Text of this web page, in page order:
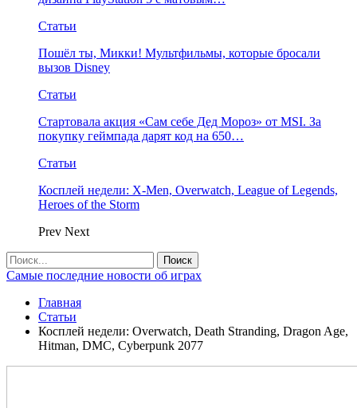
Статьи
Пошёл ты, Микки! Мультфильмы, которые бросали
вызов Disney
Статьи
Стартовала акция «Сам себе Дед Мороз» от MSI. За
покупку геймпада дарят код на 650…
Статьи
Косплей недели: X-Men, Overwatch, League of Legends,
Heroes of the Storm
Prev Next
Самые последние новости об играх
Главная
Статьи
Косплей недели: Overwatch, Death Stranding, Dragon Age,
Hitman, DMC, Cyberpunk 2077